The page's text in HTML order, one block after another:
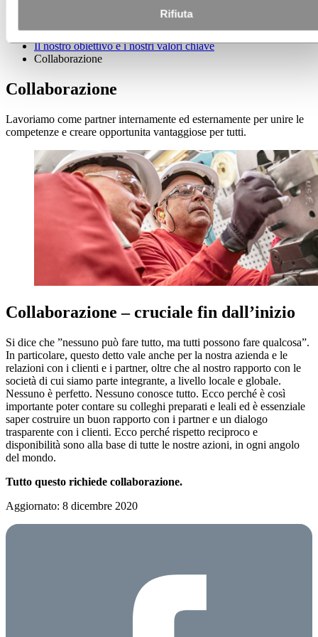
Rifiuta
Informazioni su Hydro
Il nostro obiettivo e i nostri valori chiave
Collaborazione
Collaborazione
Lavoriamo come partner internamente ed esternamente per unire le
competenze e creare opportunita vantaggiose per tutti.
Collaborazione – cruciale fin dall’inizio
Si dice che ”nessuno può fare tutto, ma tutti possono fare qualcosa”.
In particolare, questo detto vale anche per la nostra azienda e le
relazioni con i clienti e i partner, oltre che al nostro rapporto con le
società di cui siamo parte integrante, a livello locale e globale.
Nessuno è perfetto. Nessuno conosce tutto. Ecco perché è così
importante poter contare su colleghi preparati e leali ed è essenziale
saper costruire un buon rapporto con i partner e un dialogo
trasparente con i clienti. Ecco perché rispetto reciproco e
disponibilità sono alla base di tutte le nostre azioni, in ogni angolo
del mondo.
Tutto questo richiede collaborazione.
Aggiornato: 8 dicembre 2020